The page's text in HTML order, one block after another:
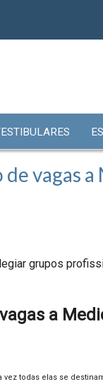
vagas a
grupos
a
todas elas se